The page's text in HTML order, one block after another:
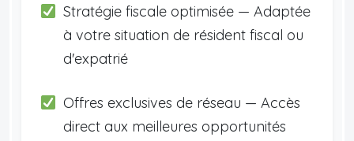
Stratégie fiscale optimisée — Adaptée
à votre situation de résident fiscal ou
d'expatrié
Offres exclusives de réseau — Accès
direct aux meilleures opportunités